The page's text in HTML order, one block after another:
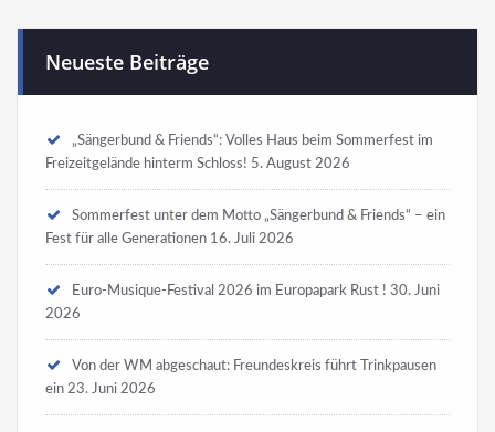
Neueste Beiträge
„Sängerbund & Friends“: Volles Haus beim Sommerfest im
Freizeitgelände hinterm Schloss! 5. August 2026
Sommerfest unter dem Motto „Sängerbund & Friends“ – ein
Fest für alle Generationen 16. Juli 2026
Euro-Musique-Festival 2026 im Europapark Rust ! 30. Juni
2026
Von der WM abgeschaut: Freundeskreis führt Trinkpausen
ein 23. Juni 2026